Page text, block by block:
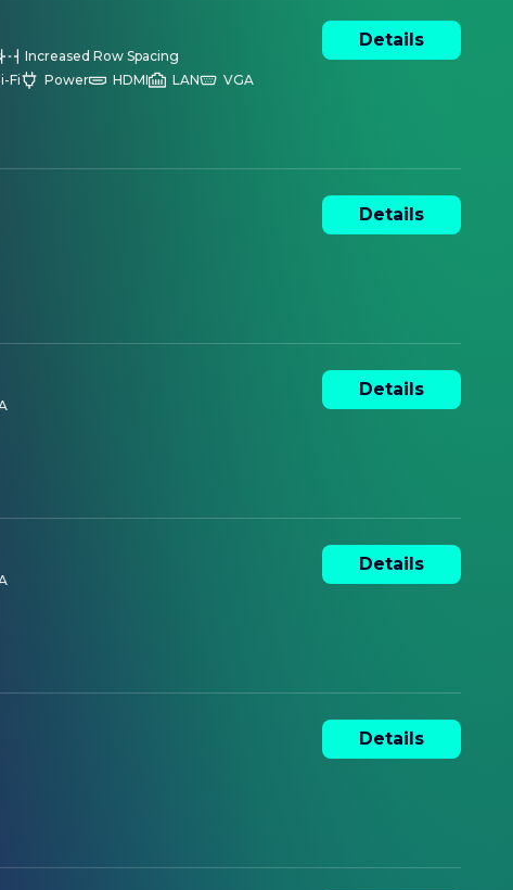
Increased Row Spacing
Fi Power HDMI LAN VGA
Details
Details
Details
Details
Details